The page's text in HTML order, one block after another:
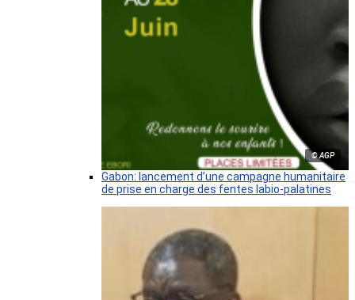
© AGP
Gabon: lancement d’une campagne humanitaire
de prise en charge des fentes labio-palatines